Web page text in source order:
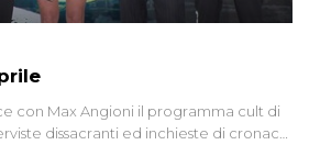
con Max Angioni il programma cult di
dissacranti ed inchieste di cronaca